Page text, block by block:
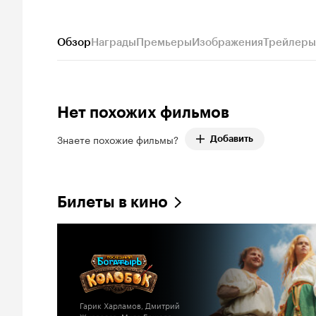
ОбзорНаградыПремьерыИзображенияТрейлеры
Нет похожих фильмов
Знаете похожие фильмы? Добавить
Билеты в кино
Гарик Харламов, Дмитрий